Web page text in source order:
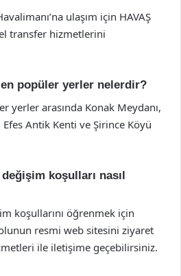
ulaşım için HAVAŞ
transfer hizmetlerini
popüler yerler nelerdir?
yerler arasında Konak Meydanı,
Antik Kenti ve Şirince Köyü
koşulları nasıl
koşullarını öğrenmek için
resmi web sitesini ziyaret
ile iletişime geçebilirsiniz.